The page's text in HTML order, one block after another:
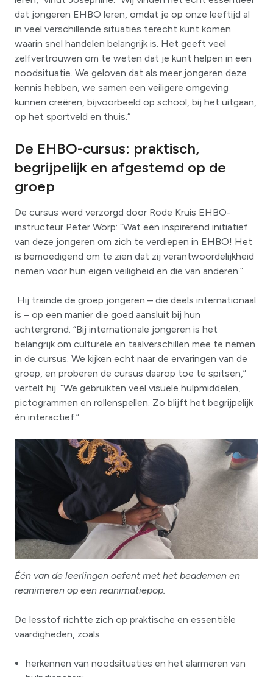
dat jongeren EHBO leren, omdat je op onze leeftijd al
in veel verschillende situaties terecht kunt komen
waarin snel handelen belangrijk is. Het geeft veel
zelfvertrouwen om te weten dat je kunt helpen in een
noodsituatie. We geloven dat als meer jongeren deze
kennis hebben, we samen een veiligere omgeving
kunnen creëren, bijvoorbeeld op school, bij het uitgaan,
op het sportveld en thuis.”
De EHBO-cursus: praktisch,
begrijpelijk en afgestemd op de
groep
De cursus werd verzorgd door Rode Kruis EHBO-
instructeur Peter Worp: “Wat een inspirerend initiatief
van deze jongeren om zich te verdiepen in EHBO! Het
is bemoedigend om te zien dat zij verantwoordelijkheid
nemen voor hun eigen veiligheid en die van anderen.”
Hij trainde de groep jongeren – die deels internationaal
is – op een manier die goed aansluit bij hun
achtergrond. “Bij internationale jongeren is het
belangrijk om culturele en taalverschillen mee te nemen
in de cursus. We kijken echt naar de ervaringen van de
groep, en proberen de cursus daarop toe te spitsen,”
vertelt hij. “We gebruikten veel visuele hulpmiddelen,
pictogrammen en rollenspellen. Zo blijft het begrijpelijk
én interactief.”
Één van de leerlingen oefent met het beademen en
reanimeren op een reanimatiepop.
De lesstof richtte zich op praktische en essentiële
vaardigheden, zoals:
herkennen van noodsituaties en het alarmeren van